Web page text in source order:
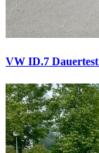
VW ID.7 Dauertest